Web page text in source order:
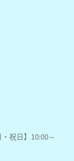
祝日】10:00～